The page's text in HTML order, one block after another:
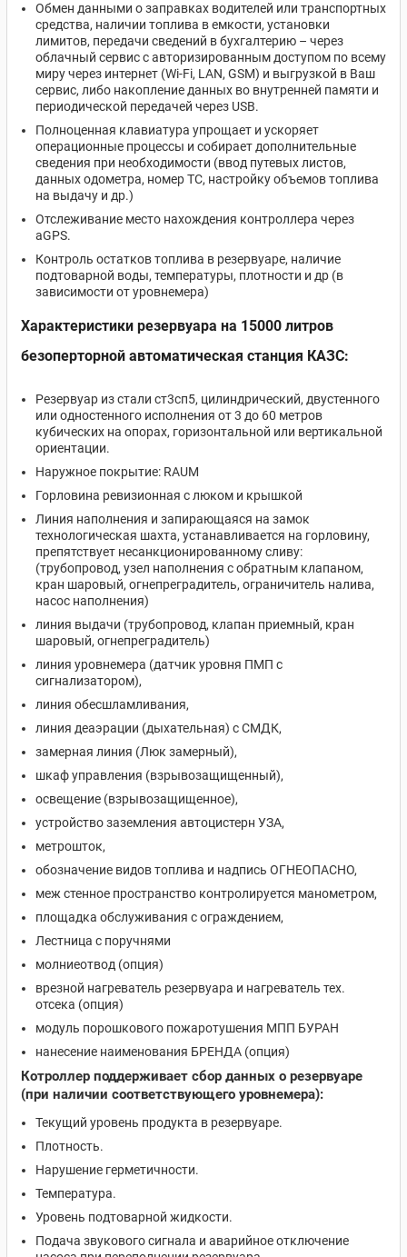
Обмен данными о заправках водителей или транспортных
средства, наличии топлива в емкости, установки
лимитов, передачи сведений в бухгалтерию – через
облачный сервис с авторизированным доступом по всему
миру через интернет (Wi-Fi, LAN, GSM) и выгрузкой в Ваш
сервис, либо накопление данных во внутренней памяти и
периодической передачей через USB.
Полноценная клавиатура упрощает и ускоряет
операционные процессы и собирает дополнительные
сведения при необходимости (ввод путевых листов,
данных одометра, номер ТС, настройку объемов топлива
на выдачу и др.)
Отслеживание место нахождения контроллера через
aGPS.
Контроль остатков топлива в резервуаре, наличие
подтоварной воды, температуры, плотности и др (в
зависимости от уровнемера)
Характеристики резервуара на 15000 литров
безоперторной автоматическая станция КАЗС:
Резервуар из стали ст3сп5, цилиндрический, двустенного
или одностенного исполнения от 3 до 60 метров
кубических на опорах, горизонтальной или вертикальной
ориентации.
Наружное покрытие: RAUM
Горловина ревизионная с люком и крышкой
Линия наполнения и запирающаяся на замок
технологическая шахта, устанавливается на горловину,
препятствует несанкционированному сливу:
(трубопровод, узел наполнения с обратным клапаном,
кран шаровый, огнепреградитель, ограничитель налива,
насос наполнения)
линия выдачи (трубопровод, клапан приемный, кран
шаровый, огнепреградитель)
линия уровнемера (датчик уровня ПМП с
сигнализатором),
линия обесшламливания,
линия деаэрации (дыхательная) с СМДК,
замерная линия (Люк замерный),
шкаф управления (взрывозащищенный),
освещение (взрывозащищенное),
устройство заземления автоцистерн УЗА,
метрошток,
обозначение видов топлива и надпись ОГНЕОПАСНО,
меж стенное пространство контролируется манометром,
площадка обслуживания с ограждением,
Лестница с поручнями
молниеотвод (опция)
врезной нагреватель резервуара и нагреватель тех.
отсека (опция)
модуль порошкового пожаротушения МПП БУРАН
нанесение наименования БРЕНДА (опция)
Котроллер поддерживает сбор данных о резервуаре
(при наличии соответствующего уровнемера):
Текущий уровень продукта в резервуаре.
Плотность.
Нарушение герметичности.
Температура.
Уровень подтоварной жидкости.
Подача звукового сигнала и аварийное отключение